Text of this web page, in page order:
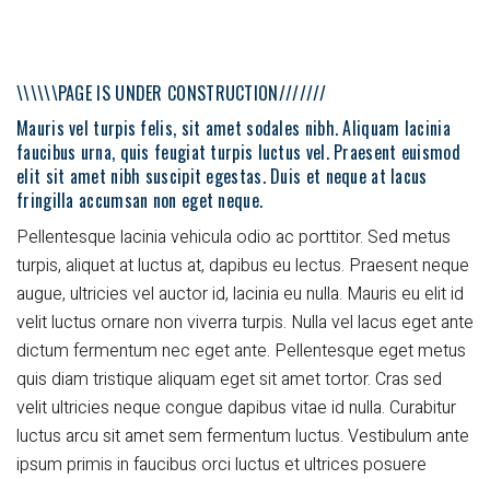
\\\\\\PAGE IS UNDER CONSTRUCTION///////
Mauris vel turpis felis, sit amet sodales nibh. Aliquam lacinia
faucibus urna, quis feugiat turpis luctus vel. Praesent euismod
elit sit amet nibh suscipit egestas. Duis et neque at lacus
fringilla accumsan non eget neque.
Pellentesque lacinia vehicula odio ac porttitor. Sed metus
turpis, aliquet at luctus at, dapibus eu lectus. Praesent neque
augue, ultricies vel auctor id, lacinia eu nulla. Mauris eu elit id
velit luctus ornare non viverra turpis. Nulla vel lacus eget ante
dictum fermentum nec eget ante. Pellentesque eget metus
quis diam tristique aliquam eget sit amet tortor. Cras sed
velit ultricies neque congue dapibus vitae id nulla. Curabitur
luctus arcu sit amet sem fermentum luctus. Vestibulum ante
ipsum primis in faucibus orci luctus et ultrices posuere